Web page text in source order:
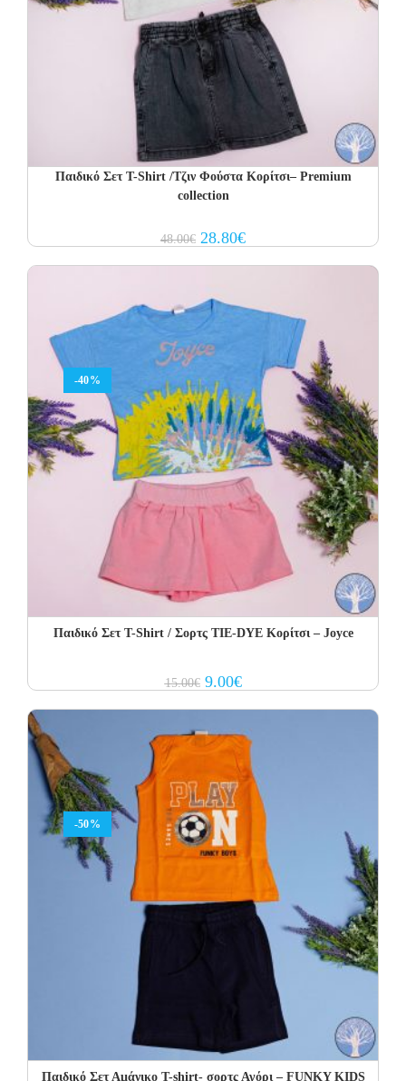
Παιδικό Σετ T-Shirt /Τζιν Φούστα Κορίτσι– Premium
collection
48.00€ Original
price
28.80€Current
price
-40%
Παιδικό Σετ Τ-Shirt / Σορτς TIE-DYE Κορίτσι – Joyce
15.00€ Original
price
9.00€Current
price
-50%
Παιδικό Σετ Αμάνικο T-shirt- σορτς Αγόρι – FUNKY KIDS